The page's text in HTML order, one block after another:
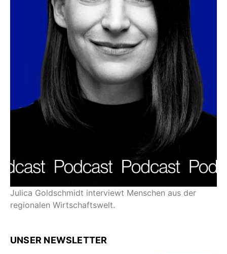
Julica Goldschmidt interviewt Menschen aus der
regionalen Wirtschaftswelt.
UNSER NEWSLETTER